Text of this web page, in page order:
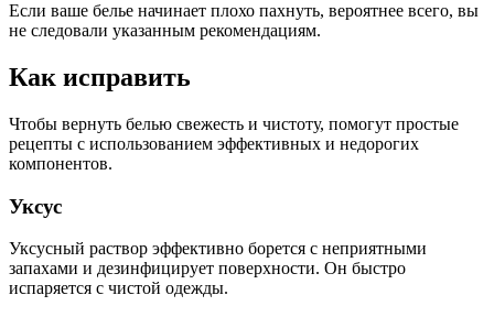
Если ваше белье начинает плохо пахнуть, вероятнее всего, вы
не следовали указанным рекомендациям.
Как исправить
Чтобы вернуть белью свежесть и чистоту, помогут простые
рецепты с использованием эффективных и недорогих
компонентов.
Уксус
Уксусный раствор эффективно борется с неприятными
запахами и дезинфицирует поверхности. Он быстро
испаряется с чистой одежды.